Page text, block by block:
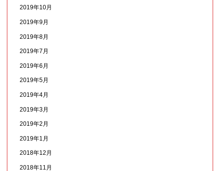
2019年10月
2019年9月
2019年8月
2019年7月
2019年6月
2019年5月
2019年4月
2019年3月
2019年2月
2019年1月
2018年12月
2018年11月